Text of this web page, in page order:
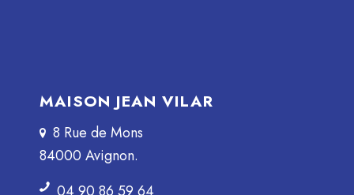
MAISON JEAN VILAR
8 Rue de Mons
84000 Avignon.
04 90 86 59 64